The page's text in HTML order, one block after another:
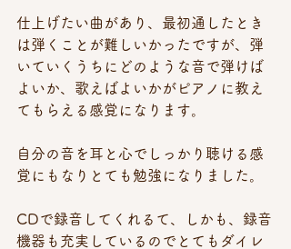
仕上げたい曲があり、最初通したとき
は弾くことが難しいかったですが、弾
いていくうちにどのような音で弾けば
よいか、歌えばよいかがピアノに教え
てもらえる感覚になります。
自分の音を耳と心でしっかり聴ける感
覚にもなりとても勉強になりました。
CDで録音してくれるて、しかも、録音
機器も充実しているのでとてもダイレ